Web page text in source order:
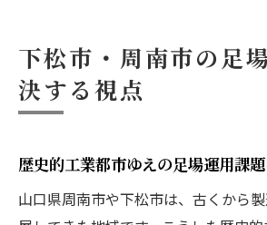
下松市・周南市の足
決する視点
歴史的工業都市ゆえの足場運用課
山口県周南市や下松市は、古くから